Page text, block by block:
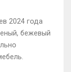
2024 года
бежевый